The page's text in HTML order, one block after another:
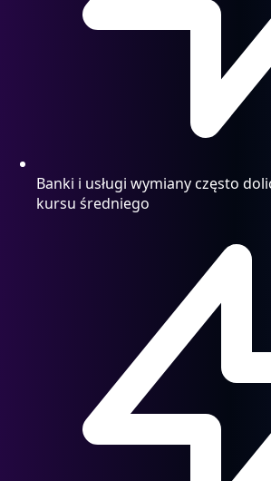
Banki i usługi wymiany często
kursu średniego